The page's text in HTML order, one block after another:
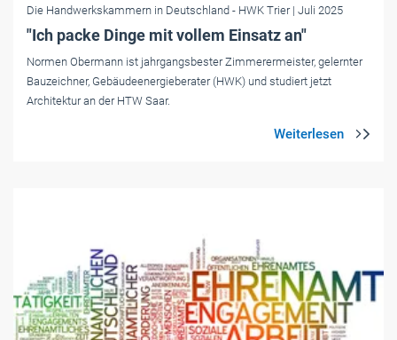
Die Handwerkskammern in Deutschland - HWK Trier | Juli 2025
"Ich packe Dinge mit vollem Einsatz an"
Normen Obermann ist jahrgangsbester Zimmerermeister, gelernter
Bauzeichner, Gebäudeenergieberater (HWK) und studiert jetzt
Architektur an der HTW Saar.